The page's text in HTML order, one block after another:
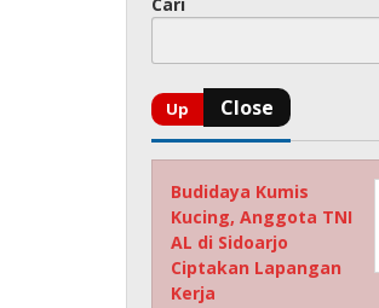
Budidaya Kumis
Kucing, Anggota TNI
AL di Sidoarjo
Ciptakan Lapangan
Kerja